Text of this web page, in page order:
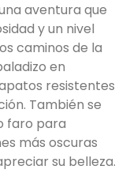
aventura que
y un nivel
caminos de la
en
resistentes
También se
faro para
más oscuras
su belleza.